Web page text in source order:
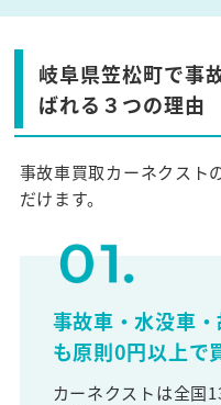
岐阜県笠松町で事
ばれる３つの理由
事故車買取カーネクスト
だけます。
事故車・水没車
も原則0円以上で
カーネクストは全国